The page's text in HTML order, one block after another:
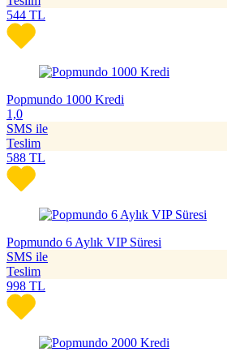
544 TL
Popmundo 1000 Kredi
1,0
SMS ile
Teslim
588 TL
Popmundo 6 Aylık VIP Süresi
SMS ile
Teslim
998 TL